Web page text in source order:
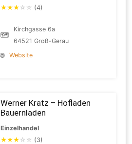
★★★ ☆ ☆ (4)
🗺
Kirchgasse 6a
64521 Groß-Gerau
🌐
Website
Werner Kratz – Hofladen
Bauernladen
Einzelhandel
★★★ ☆ ☆ (3)